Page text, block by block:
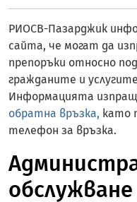
РИОСВ-Пазарджик
сайта, че могат да
препоръки относно
гражданите и
Информацията
обратна връзка, като
телефон за връзка.